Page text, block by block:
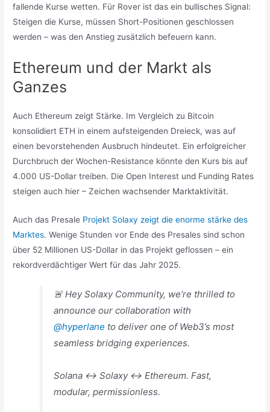
fallende Kurse wetten. Für Rover ist das ein bullisches Signal:
Steigen die Kurse, müssen Short-Positionen geschlossen
werden – was den Anstieg zusätzlich befeuern kann.
Ethereum und der Markt als
Ganzes
Auch Ethereum zeigt Stärke. Im Vergleich zu Bitcoin
konsolidiert ETH in einem aufsteigenden Dreieck, was auf
einen bevorstehenden Ausbruch hindeutet. Ein erfolgreicher
Durchbruch der Wochen-Resistance könnte den Kurs bis auf
4.000 US-Dollar treiben. Die Open Interest und Funding Rates
steigen auch hier – Zeichen wachsender Marktaktivität.
Auch das Presale Projekt Solaxy zeigt die enorme stärke des
Marktes. Wenige Stunden vor Ende des Presales sind schon
über 52 Millionen US-Dollar in das Projekt geflossen – ein
rekordverdächtiger Wert für das Jahr 2025.
🚨 Hey Solaxy Community, we’re thrilled to
announce our collaboration with
@hyperlane to deliver one of Web3’s most
seamless bridging experiences.
Solana ↔️ Solaxy ↔️ Ethereum. Fast,
modular, permissionless.